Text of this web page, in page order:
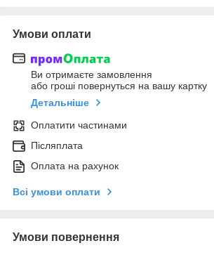
Умови оплати
Ви отримаєте замовлення
або гроші повернуться на вашу картку
Детальніше
Оплатити частинами
Післяплата
Оплата на рахунок
Всі умови оплати
Умови повернення